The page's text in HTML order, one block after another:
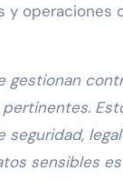
y operaciones
gestionan
sensibles